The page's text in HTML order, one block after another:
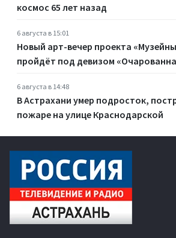
космос 65 лет назад
6 августа в 15:01
Новый арт-вечер проекта
пройдёт под девизом
6 августа в 14:48
В Астрахани умер подросток,
пожаре на улице Краснодарской